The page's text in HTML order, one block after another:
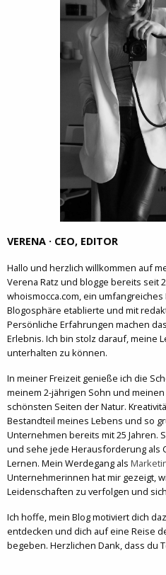
VERENA · CEO, EDITOR
Hallo und herzlich willkommen auf
Verena Ratz und blogge bereits seit
whoismocca.com, ein
Blogosphäre etablierte und mit
Persönliche Erfahrungen machen
Erlebnis. Ich bin stolz darauf, meine
unterhalten zu können.
In meiner Freizeit genieße ich die
meinem 2-jährigen Sohn und
schönsten Seiten der Natur.
Bestandteil meines Lebens und so
Unternehmen bereits mit 25 Jahren.
und sehe jede Herausforderung als
Lernen. Mein Werdegang als
Unternehmerinnen hat mir gezeigt,
Leidenschaften zu verfolgen und
Ich hoffe, mein Blog motiviert dich
entdecken und dich auf eine Reise
begeben. Herzlichen Dank, dass du